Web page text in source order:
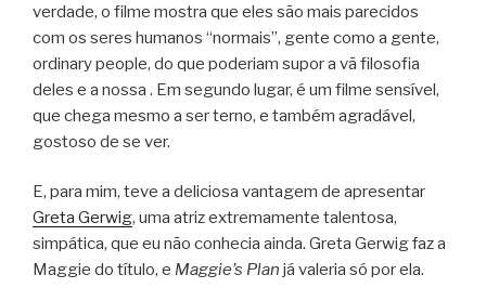
verdade, o filme mostra que eles são mais parecidos
com os seres humanos “normais”, gente como a gente,
ordinary people, do que poderiam supor a vã filosofia
deles e a nossa . Em segundo lugar, é um filme sensível,
que chega mesmo a ser terno, e também agradável,
gostoso de se ver.
E, para mim, teve a deliciosa vantagem de apresentar
Greta Gerwig, uma atriz extremamente talentosa,
simpática, que eu não conhecia ainda. Greta Gerwig faz a
Maggie do título, e Maggie’s Plan já valeria só por ela.